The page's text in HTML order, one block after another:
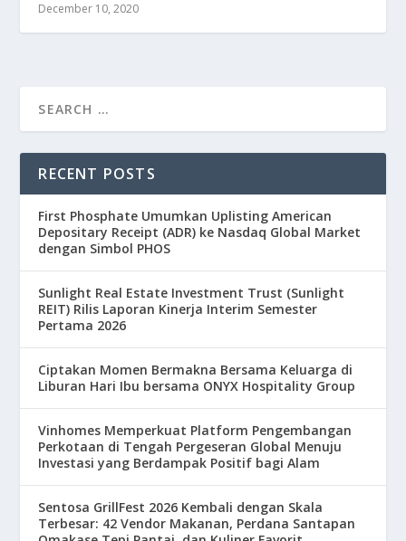
December 10, 2020
RECENT POSTS
First Phosphate Umumkan Uplisting American
Depositary Receipt (ADR) ke Nasdaq Global Market
dengan Simbol PHOS
Sunlight Real Estate Investment Trust (Sunlight
REIT) Rilis Laporan Kinerja Interim Semester
Pertama 2026
Ciptakan Momen Bermakna Bersama Keluarga di
Liburan Hari Ibu bersama ONYX Hospitality Group
Vinhomes Memperkuat Platform Pengembangan
Perkotaan di Tengah Pergeseran Global Menuju
Investasi yang Berdampak Positif bagi Alam
Sentosa GrillFest 2026 Kembali dengan Skala
Terbesar: 42 Vendor Makanan, Perdana Santapan